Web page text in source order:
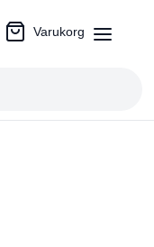
Varukorg